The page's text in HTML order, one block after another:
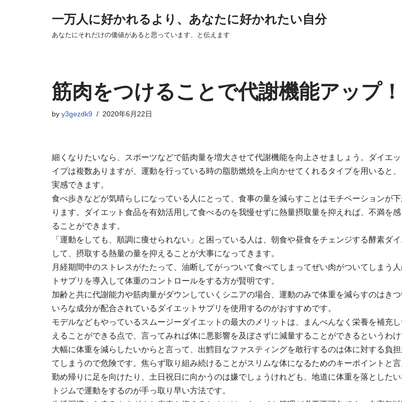
一万人に好かれるより、あなたに好かれたい自分
あなたにそれだけの価値があると思っています、と伝えます
筋肉をつけることで代謝機能アップ！
by y3gezdk9 2020年6月22日
細くなりたいなら、スポーツなどで筋肉量を増大させて代謝機能を向上させましょう。ダイエ
イプは複数ありますが、運動を行っている時の脂肪燃焼を上向かせてくれるタイプを用いると
実感できます。
食べ歩きなどが気晴らしになっている人にとって、食事の量を減らすことはモチベーションが
ります。ダイエット食品を有効活用して食べるのを我慢せずに熱量摂取量を抑えれば、不満を
ることができます。
「運動をしても、順調に痩せられない」と困っている人は、朝食や昼食をチェンジする酵素ダ
して、摂取する熱量の量を抑えることが大事になってきます。
月経期間中のストレスがたたって、油断してがっついて食べてしまってぜい肉がついてしまう
トサプリを導入して体重のコントロールをする方が賢明です。
加齢と共に代謝能力や筋肉量がダウンしていくシニアの場合、運動のみで体重を減らすのはき
いろな成分が配合されているダイエットサプリを使用するのがおすすめです。
モデルなどもやっているスムージーダイエットの最大のメリットは、まんべんなく栄養を補充
えることができる点で、言ってみれば体に悪影響を及ぼさずに減量することができるというわけ
大幅に体重を減らしたいからと言って、出鱈目なファスティングを敢行するのは体に対する負
てしまうので危険です。焦らず取り組み続けることがスリムな体になるためのキーポイントと言
勤め帰りに足を向けたり、土日祝日に向かうのは嫌でしょうけれども、地道に体重を落とした
トジムで運動をするのが手っ取り早い方法です。